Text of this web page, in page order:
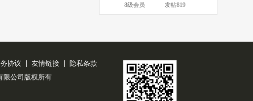
8级会员 发帖819
协议 友情链接
隐私条款
限公司版权所有